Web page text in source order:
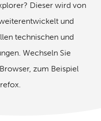
Dieser wird von
und
technischen und
Wechseln Sie
zum Beispiel